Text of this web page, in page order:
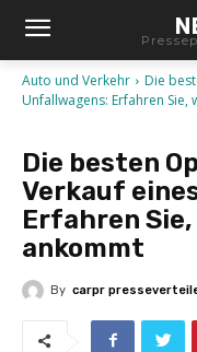
Auto und Verkehr
Die
Unfallwagens: Erfahren Sie,
Die besten
Verkauf
Erfahren
ankommt
By carpr